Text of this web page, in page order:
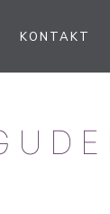
KONTAKT